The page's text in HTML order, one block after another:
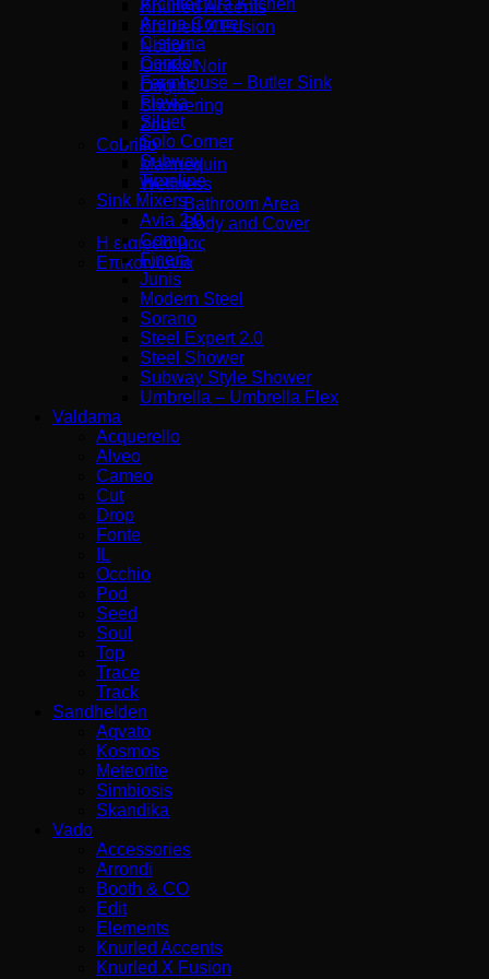
Knurled Accents
Knurled X Fusion
Notion
Omika Noir
Origins
Showering
Zoo
Cobrillo
Mannequin
Wellness
Bathroom Area
Body and Cover
Η εταιρεία μας
Επικοινωνία
Arena Corner
Cisterna
Condor
Farmhouse – Butler Sink
Flavia
Siluet
Solo Corner
Subway
Timeline
Sink Mixers
Avia 2.0
Como
Finera
Junis
Modern Steel
Sorano
Steel Expert 2.0
Steel Shower
Subway Style Shower
Umbrella – Umbrella Flex
Valdama
Acquerello
Alveo
Cameo
Cut
Drop
Fonte
IL
Occhio
Pod
Seed
Soul
Top
Trace
Track
Sandhelden
Aqvato
Kosmos
Meteorite
Simbiosis
Skandika
Vado
Accessories
Arrondi
Booth & CO
Edit
Elements
Knurled Accents
Knurled X Fusion